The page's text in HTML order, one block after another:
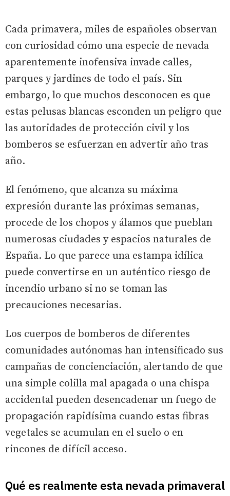
Cada primavera, miles de españoles observan
con curiosidad cómo una especie de nevada
aparentemente inofensiva invade calles,
parques y jardines de todo el país. Sin
embargo, lo que muchos desconocen es que
estas pelusas blancas esconden un peligro que
las autoridades de protección civil y los
bomberos se esfuerzan en advertir año tras
año.
El fenómeno, que alcanza su máxima
expresión durante las próximas semanas,
procede de los chopos y álamos que pueblan
numerosas ciudades y espacios naturales de
España. Lo que parece una estampa idílica
puede convertirse en un auténtico riesgo de
incendio urbano si no se toman las
precauciones necesarias.
Los cuerpos de bomberos de diferentes
comunidades autónomas han intensificado sus
campañas de concienciación, alertando de que
una simple colilla mal apagada o una chispa
accidental pueden desencadenar un fuego de
propagación rapidísima cuando estas fibras
vegetales se acumulan en el suelo o en
rincones de difícil acceso.
Qué es realmente esta nevada primaveral